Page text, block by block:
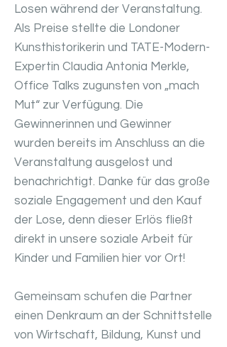
Losen während der Veranstaltung.
Als Preise stellte die Londoner
Kunsthistorikerin und TATE-Modern-
Expertin Claudia Antonia Merkle,
Office Talks zugunsten von „mach
Mut“ zur Verfügung. Die
Gewinnerinnen und Gewinner
wurden bereits im Anschluss an die
Veranstaltung ausgelost und
benachrichtigt. Danke für das große
soziale Engagement und den Kauf
der Lose, denn dieser Erlös fließt
direkt in unsere soziale Arbeit für
Kinder und Familien hier vor Ort!
Gemeinsam schufen die Partner
einen Denkraum an der Schnittstelle
von Wirtschaft, Bildung, Kunst und